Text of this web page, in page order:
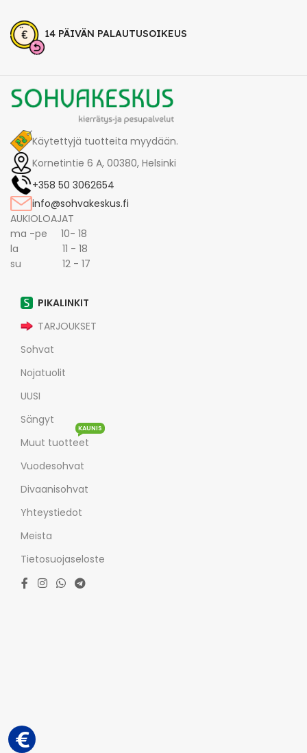
14 PÄIVÄN PALAUTUSOIKEUS
Käytettyjä tuotteita myydään.
Kornetintie 6 A, 00380, Helsinki
+358 50 3062654
info@sohvakeskus.fi
AUKIOLOAJAT
ma -pe 10- 18
la 11 - 18
su 12 - 17
PIKALINKIT
TARJOUKSET
Sohvat
Nojatuolit
UUSI
Sängyt
Muut tuotteet
KAUNIS
Vuodesohvat
Divaanisohvat
Yhteystiedot
Meista
Tietosuojaseloste